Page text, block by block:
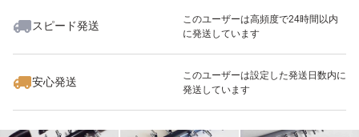
価お願いします。 対応待てない急ぎで必要な方（即 悪い
評価する方）は他で落札・購入してください。 問題あれ
ば対応すると明記しているのに輸送事故でも即悪い評価す
る人達がいますが、記載内容を理解出来ない方は絶対に購
スピード発送
このユーザーは高頻度で24時間以内
に発送しています
安心発送
このユーザーは設定した発送日数内に
発送しています